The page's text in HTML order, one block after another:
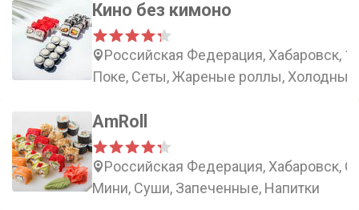
Кино без кимоно
Российская Федерация, Хабаровск,
Поке, Сеты, Жареные роллы,
AmRoll
Российская Федерация, Хабаровск,
Мини, Суши, Запеченные, Напитки